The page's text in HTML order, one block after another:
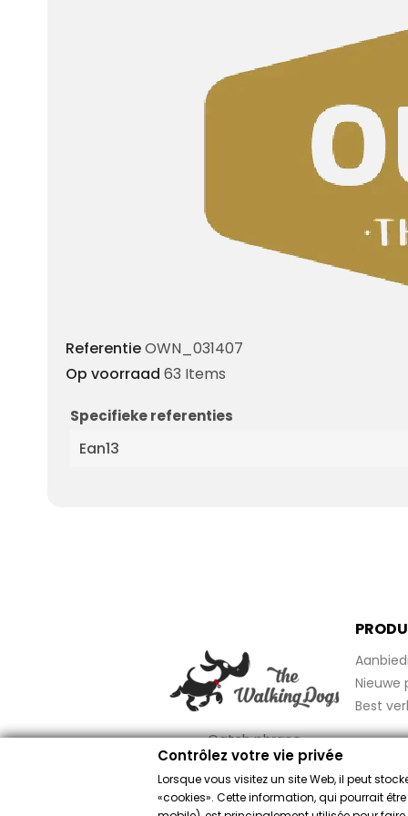
ReferentieOWN_031407
Op voorraad 63 Items
Specifieke referenties
Ean13
Catch phrase
Nieuwe
Best
Contrôlez votre vie privée
Lorsque vous visitez un site Web, il peut
«cookies». Cette information, qui pourrait